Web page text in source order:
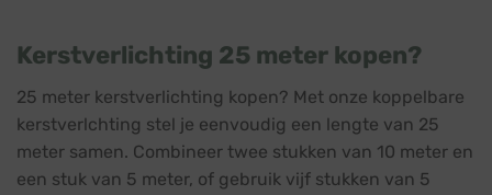
Kerstverlichting 25 meter kopen?
25 meter kerstverlichting kopen? Met onze koppelbare
kerstverlchting stel je eenvoudig een lengte van 25
meter samen. Combineer twee stukken van 10 meter en
een stuk van 5 meter, of gebruik vijf stukken van 5